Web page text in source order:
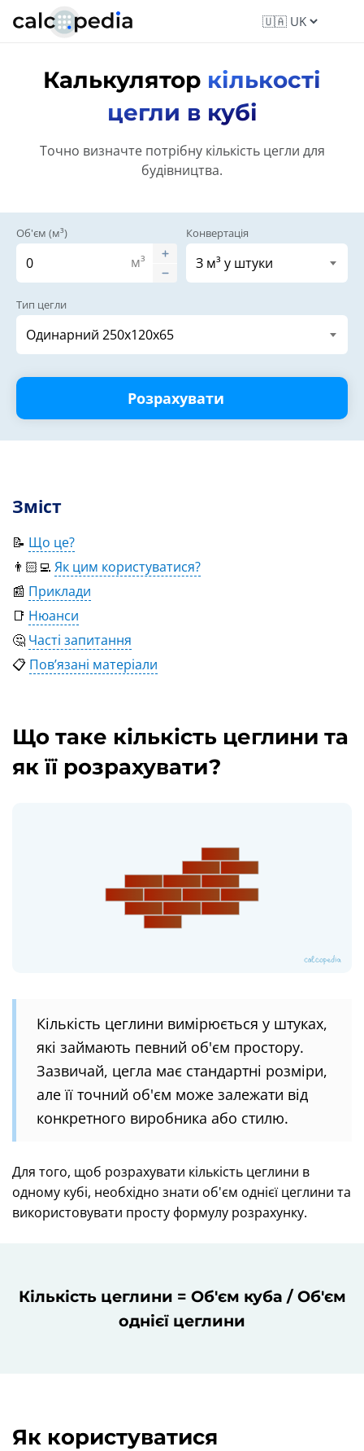
Калькулятор кількості
цегли в кубі
Точно визначте потрібну кількість цегли для
будівництва.
Об'єм (м³)
м³
Конвертація
Тип цегли
Розрахувати
Зміст
📝 Що це?
👨🏻‍💻 Як цим користуватися?
📰 Приклади
📑 Нюанси
🤔 Часті запитання
📋 Пов’язані матеріали
Що таке кількість цеглини та
як її розрахувати?
Кількість цеглини вимірюється у штуках,
які займають певний об'єм простору.
Зазвичай, цегла має стандартні розміри,
але її точний об'єм може залежати від
конкретного виробника або стилю.
Для того, щоб розрахувати кількість цеглини в
одному кубі, необхідно знати об'єм однієї цеглини та
використовувати просту формулу розрахунку.
Кількість цеглини = Об'єм куба / Об'єм
однієї цеглини
Як користуватися